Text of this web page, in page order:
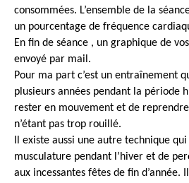
consommées. L’ensemble de la
un pourcentage de fréquence
En fin de séance , un graphique de
envoyé par mail.
Pour ma part c’est un entraînement
plusieurs années pendant la période
rester en mouvement et de
n’étant pas trop rouillé.
Il existe aussi une autre technique
musculature pendant l’hiver et de
aux incessantes fêtes de fin d’année.